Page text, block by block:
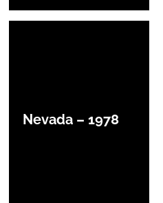
Nevada – 1978